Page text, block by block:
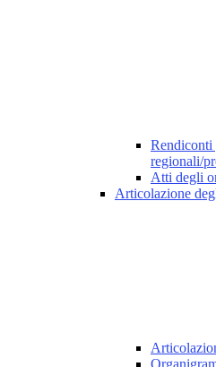
Rendiconti
regionali/
Atti degli
Articolazione